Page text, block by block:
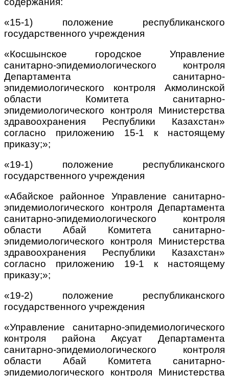
«15-1) положение республиканского
государственного учреждения
«Косшынское городское Управление
санитарно-эпидемиологического контроля
Департамента санитарно-
эпидемиологического контроля Акмолинской
области Комитета санитарно-
эпидемиологического контроля Министерства
здравоохранения Республики Казахстан»
согласно приложению 15-1 к настоящему
приказу;»;
«19-1) положение республиканского
государственного учреждения
«Абайское районное Управление санитарно-
эпидемиологического контроля Департамента
санитарно-эпидемиологического контроля
области Абай Комитета санитарно-
эпидемиологического контроля Министерства
здравоохранения Республики Казахстан»
согласно приложению 19-1 к настоящему
приказу;»;
«19-2) положение республиканского
государственного учреждения
«Управление санитарно-эпидемиологического
контроля района Ақсуат Департамента
санитарно-эпидемиологического контроля
области Абай Комитета санитарно-
эпидемиологического контроля Министерства